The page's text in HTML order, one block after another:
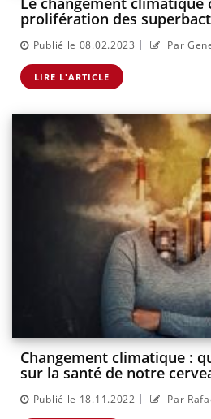
prolifération des
Publié le 08.02.2023 | Par
LIRE L'ARTICLE
Changement climatique :
sur la santé de notre
Publié le 18.11.2022 | Par